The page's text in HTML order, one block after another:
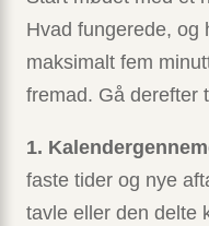
Hvad fungerede, og
maksimalt fem
fremad. Gå derefter
1.
faste tider og nye
tavle eller den delte